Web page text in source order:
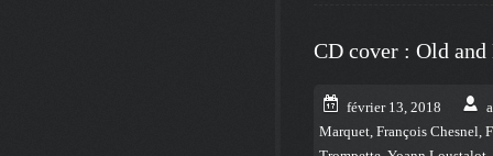
CD cover : Old and
février 13, 2018
Marquet, François Chesnel,